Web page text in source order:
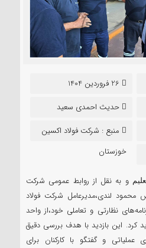
حدیث احمدی سعید
منبع : شرکت فولاد اکسین
خوزستان
و به نقل از روابط عمومی شرکت
محمود لندی،مدیرعامل شرکت فولاد
نظارتی و تعاملی خود،از واحد
کرد. این بازدید با هدف بررسی دقیق
عملیاتی و گفتگو با کارکنان برای